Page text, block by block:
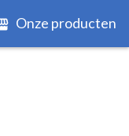
Onze producten